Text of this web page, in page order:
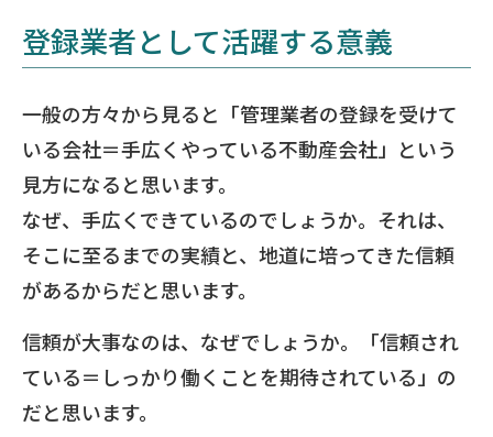
登録業者として活躍する意義
一般の方々から見ると「管理業者の登録を受けて
いる会社＝手広くやっている不動産会社」という
見方になると思います。
なぜ、手広くできているのでしょうか。それは、
そこに至るまでの実績と、地道に培ってきた信頼
があるからだと思います。
信頼が大事なのは、なぜでしょうか。「信頼され
ている＝しっかり働くことを期待されている」の
だと思います。